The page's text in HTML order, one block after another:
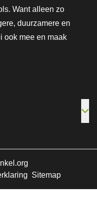
Want alleen zo
duurzamere en
ook mee en maak
Sitemap